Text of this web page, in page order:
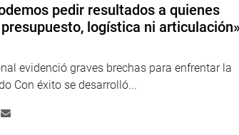
pedir resultados a quienes
logística ni articulación»
evidenció graves brechas para enfrentar la
Con éxito se desarrolló...